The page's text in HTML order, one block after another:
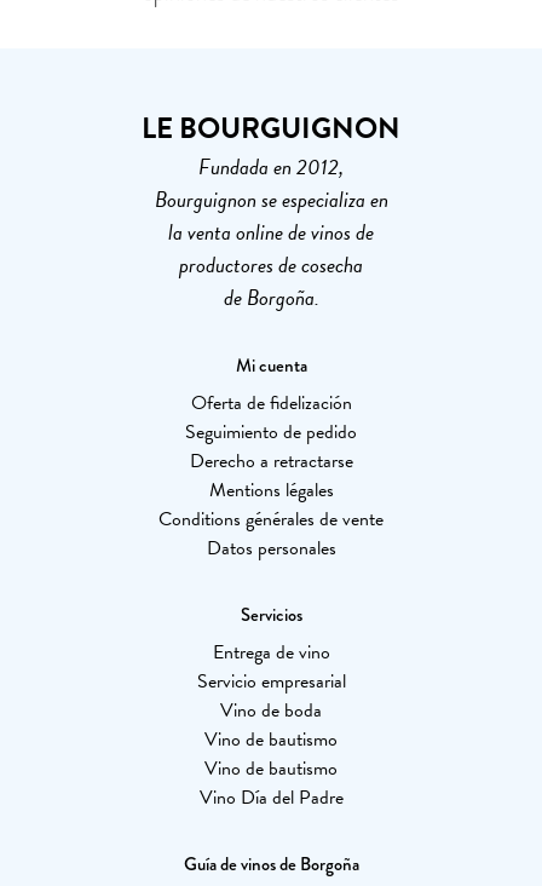
LE BOURGUIGNON
Fundada en 2012,
Bourguignon se especializa en
la venta online de vinos de
productores de cosecha
de Borgoña.
Mi cuenta
Oferta de fidelización
Seguimiento de pedido
Derecho a retractarse
Mentions légales
Conditions générales de vente
Datos personales
Servicios
Entrega de vino
Servicio empresarial
Vino de boda
Vino de bautismo
Vino de bautismo
Vino Día del Padre
Guía de vinos de Borgoña